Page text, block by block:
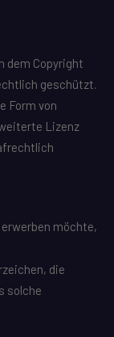
dem Copyright
geschützt.
Form von
Lizenz
möchte,
die
solche